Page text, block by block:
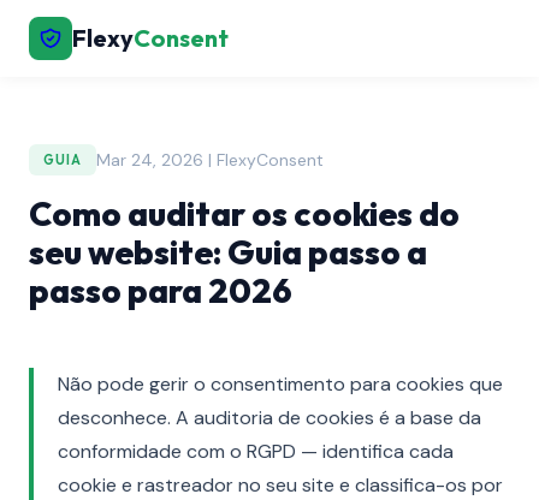
FlexyConsent
GUIA Mar 24, 2026 | FlexyConsent
Como auditar os cookies do
seu website: Guia passo a
passo para 2026
Não pode gerir o consentimento para cookies que
desconhece. A auditoria de cookies é a base da
conformidade com o RGPD — identifica cada
cookie e rastreador no seu site e classifica-os por